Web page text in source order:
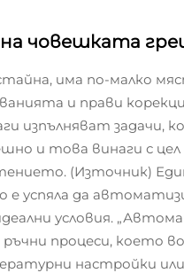
човешката
има по-малко
и прави
изпълняват задачи,
и това винаги с цел
(Източник)
е успяла да
условия.
процеси, което
настройки